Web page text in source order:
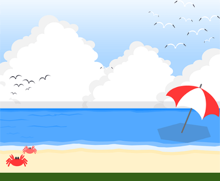
詳 細 予 約
3位
山形・県南自動車学校
岡山県
詳 細
浜松自動車学
校 浜岡校
静岡県
はいなん自動車
詳 細
予 約
7位 9